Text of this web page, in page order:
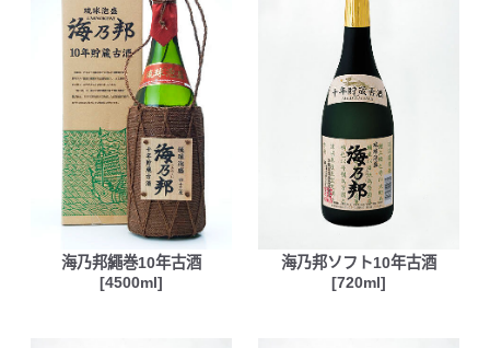
海乃邦繩巻10年古酒
[4500ml]
海乃邦ソフト10年古酒
[720ml]